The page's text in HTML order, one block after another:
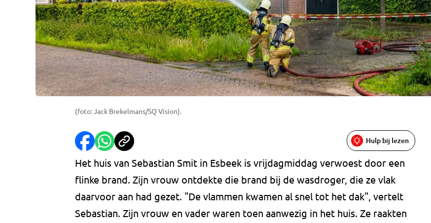
(foto: Jack Brekelmans/SQ Vision).
Hulp bij lezen
Het huis van Sebastian Smit in Esbeek is vrijdagmiddag verwoest door een
flinke brand. Zijn vrouw ontdekte die brand bij de wasdroger, die ze vlak
daarvoor aan had gezet. "De vlammen kwamen al snel tot het dak", vertelt
Sebastian. Zijn vrouw en vader waren toen aanwezig in het huis. Ze raakten